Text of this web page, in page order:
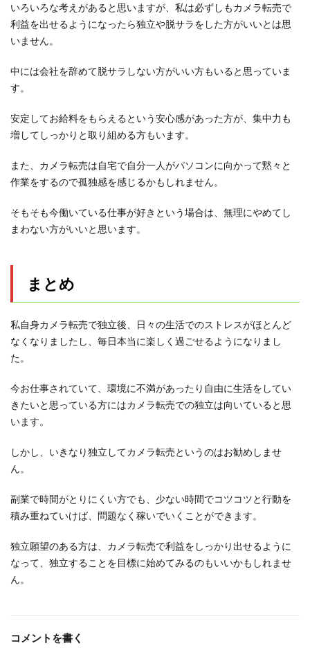
いろいろな考えがあると思いますが、私は必ずしもカメラ転売で
利益を出せるようになったら独立や脱サラをした方がいいとは思
いません。
中には会社を辞めて脱サラしない方がいい方もいると思っていま
す。
安定してお給料をもらえるという安心感があった方が、集中力も
増してしっかりと取り組める方もいます。
また、カメラ転売は自宅で自分一人がパソコンに向かって黙々と
作業をするので孤独感を感じるかもしれません。
そもそも今働いている仕事が好きという場合は、無理にやめてし
まわない方がいいと思います。
まとめ
私自身カメラ転売で独立後、日々の生活でのストレスがほとんど
なくなりましたし、毎日本当に楽しく過ごせるようになりまし
た。
今お仕事されていて、環境に不満があったり自由に生活をしてい
きたいと思っている方にはカメラ転売での独立は向いていると思
います。
しかし、いきなり独立してカメラ転売というのはお勧めしませ
ん。
副業で時間がとりにくい方でも、少ない時間でコツコツと行動を
積み重ねていけば、問題なく稼いでいくことができます。
独立願望のある方は、カメラ転売で利益をしっかり出せるように
なって、独立することを目標に始めてみるのもいいかもしれませ
ん。
コメントを書く